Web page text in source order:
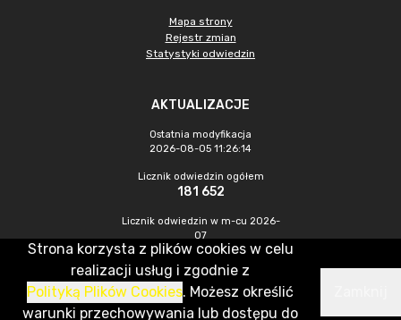
Mapa strony
Rejestr zmian
Statystyki odwiedzin
AKTUALIZACJE
Ostatnia modyfikacja
2026-08-05 11:26:14
Licznik odwiedzin ogółem
181 652
Licznik odwiedzin w m-cu 2026-
07
243
CMS & Hosting: Nefeni Sp. z o.o.
Strona korzysta z plików cookies w celu
realizacji usług i zgodnie z
Polityką Plików Cookies. Możesz określić
warunki przechowywania lub dostępu do